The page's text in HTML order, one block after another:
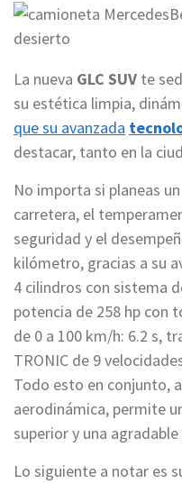
La nueva GLC SUV te
su estética limpia,
que su avanzada
destacar, tanto en la
No importa si planeas
carretera, el
seguridad y el
kilómetro, gracias a su
4 cilindros con sistema
potencia de 258 hp con
de 0 a 100 km/h: 6.2 s,
TRONIC de 9
Todo esto en conjunto,
aerodinámica, permite
superior y una
Lo siguiente a notar es